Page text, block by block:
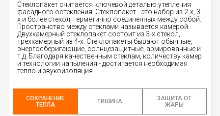
Стеклопакет считается ключевой деталью утепления
фасадного остекления. Стеклопакет - это набор из 2-х, 3-
х и более стекол, герметично соединенных между собой.
Пространство между стеклами называется камерой.
Двухкамерный стеклопакет состоит из 3-х стекол,
трехкамерный из 4-х. Стеклопакеты бывают обычные,
энергосберигающие, солнцезащитные, армированные и
т.д. Благодаря качественным стеклам, количеству камер
и технологии напыления - достигается необходимая
тепло и звукоизоляция.
СОХРАНЕНИЕ
ТЕПЛА
ТИШИНА
ЗАЩИТА ОТ
ЖАРЫ